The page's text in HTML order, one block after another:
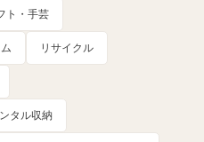
ト・手芸
リサイクル
タル収納